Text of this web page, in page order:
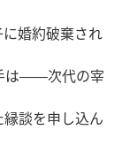
婚約破棄され
は――次代の宰
談を申し込ん